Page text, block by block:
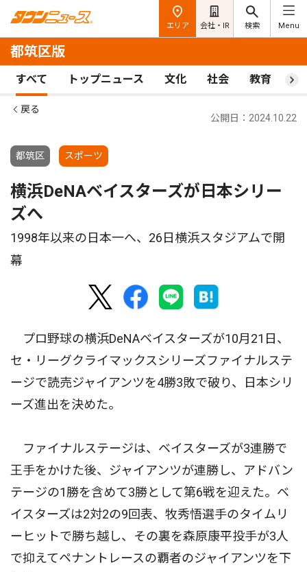
エリア 会社・IR 検索 Menu
都筑区版
すべて トップニュース 文化 社会 教育 ス
戻る
都筑区 スポーツ
公開日：2024.10.22
横浜DeNAベイスターズが日本シリー
ズへ
1998年以来の日本一へ、26日横浜スタジアムで開
幕
プロ野球の横浜DeNAベイスターズが10月21日、
セ・リーグクライマックスシリーズファイナルステ
ージで読売ジャイアンツを4勝3敗で破り、日本シリ
ーズ進出を決めた。
ファイナルステージは、ベイスターズが3連勝で
王手をかけた後、ジャイアンツが連勝し、アドバン
テージの1勝を含めて3勝として第6戦を迎えた。ベ
イスターズは2対2の9回表、牧秀悟選手のタイムリ
ーヒットで勝ち越し、その裏を森原康平投手が3人
で抑えてペナントレースの覇者のジャイアンツを下